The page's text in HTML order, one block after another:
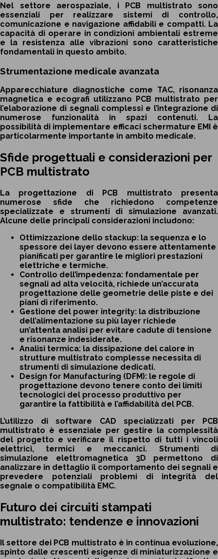
Nel settore aerospaziale, i PCB multistrato sono
essenziali per realizzare sistemi di controllo,
comunicazione e navigazione affidabili e compatti. La
capacità di operare in condizioni ambientali estreme
e la resistenza alle vibrazioni sono caratteristiche
fondamentali in questo ambito.
Strumentazione medicale avanzata
Apparecchiature diagnostiche come TAC, risonanza
magnetica e ecografi utilizzano PCB multistrato per
l’elaborazione di segnali complessi e l’integrazione di
numerose funzionalità in spazi contenuti. La
possibilità di implementare efficaci schermature EMI è
particolarmente importante in ambito medicale.
Sfide progettuali e considerazioni per
PCB multistrato
La progettazione di PCB multistrato presenta
numerose sfide che richiedono competenze
specializzate e strumenti di simulazione avanzati.
Alcune delle principali considerazioni includono:
Ottimizzazione dello stackup: la sequenza e lo
spessore dei layer devono essere attentamente
pianificati per garantire le migliori prestazioni
elettriche e termiche.
Controllo dell’impedenza: fondamentale per
segnali ad alta velocità, richiede un’accurata
progettazione delle geometrie delle piste e dei
piani di riferimento.
Gestione del power integrity: la distribuzione
dell’alimentazione su più layer richiede
un’attenta analisi per evitare cadute di tensione
e risonanze indesiderate.
Analisi termica: la dissipazione del calore in
strutture multistrato complesse necessita di
strumenti di simulazione dedicati.
Design for Manufacturing (DFM): le regole di
progettazione devono tenere conto dei limiti
tecnologici del processo produttivo per
garantire la fattibilità e l’affidabilità del PCB.
L’utilizzo di software CAD specializzati per PCB
multistrato è essenziale per gestire la complessità
del progetto e verificare il rispetto di tutti i vincoli
elettrici, termici e meccanici. Strumenti di
simulazione elettromagnetica 3D permettono di
analizzare in dettaglio il comportamento dei segnali e
prevedere potenziali problemi di integrità del
segnale o compatibilità EMC.
Futuro dei circuiti stampati
multistrato: tendenze e innovazioni
Il settore dei PCB multistrato è in continua evoluzione,
spinto dalle crescenti esigenze di miniaturizzazione e